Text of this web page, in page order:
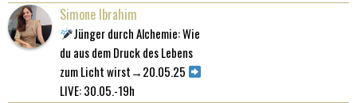
Simone Ibrahim
Jünger durch Alchemie: Wie
du aus dem Druck des Lebens
zum Licht wirst→20.05.25
LIVE: 30.05.-19h